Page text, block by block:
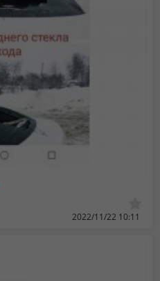
2022/11/22 10:11